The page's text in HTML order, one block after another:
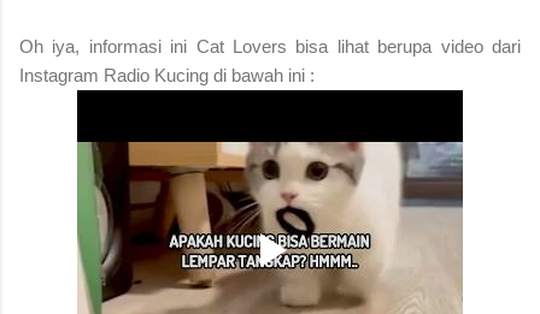
Oh iya, informasi ini Cat Lovers bisa lihat berupa video dari
Instagram Radio Kucing di bawah ini :